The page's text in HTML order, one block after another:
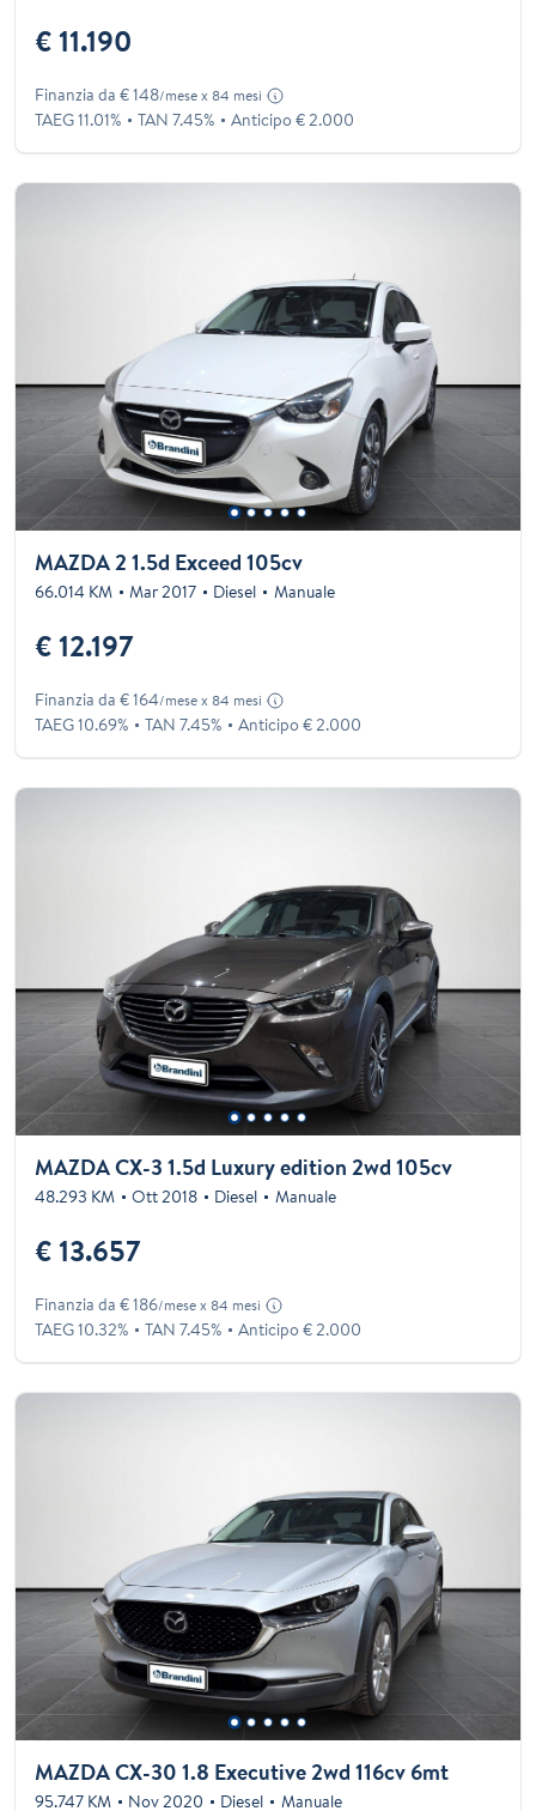
€ 11.190
Finanzia da € 148/mese x 84 mesi
TAEG 11.01% TAN 7.45% Anticipo € 2.000
MAZDA 2 1.5d Exceed 105cv
66.014 KM Mar 2017 Diesel Manuale
€ 12.197
Finanzia da € 164/mese x 84 mesi
TAEG 10.69% TAN 7.45% Anticipo € 2.000
MAZDA CX-3 1.5d Luxury edition 2wd 105cv
48.293 KM Ott 2018 Diesel Manuale
€ 13.657
Finanzia da € 186/mese x 84 mesi
TAEG 10.32% TAN 7.45% Anticipo € 2.000
MAZDA CX-30 1.8 Executive 2wd 116cv 6mt
95.747 KM Nov 2020 Diesel Manuale